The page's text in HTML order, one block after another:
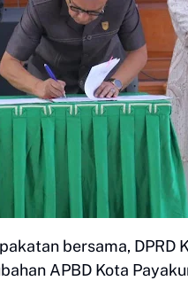
bersama, DPRD
APBD Kota